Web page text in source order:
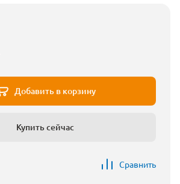
Добавить в корзину
Купить сейчас
Сравнить